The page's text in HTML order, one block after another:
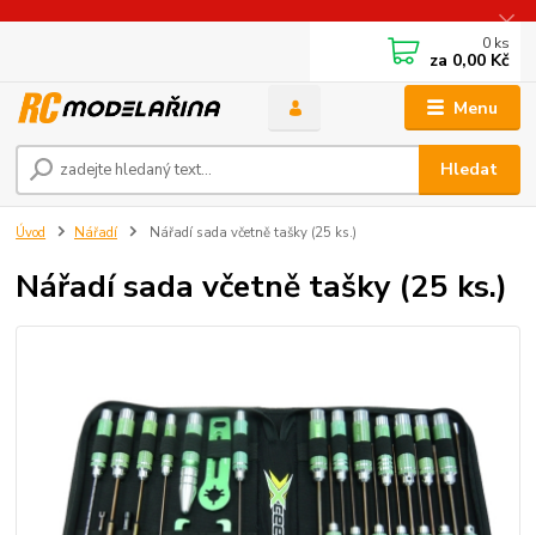
Menu
Hledat
0 ks
za 0,00 Kč
Úvod Nářadí Nářadí sada včetně tašky (25 ks.)
Nářadí sada včetně tašky (25 ks.)